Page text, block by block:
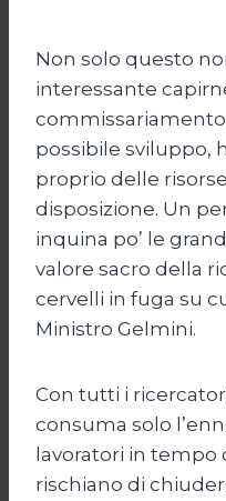
Non solo questo
interessante
possibile sviluppo,
proprio delle
disposizione. Un
inquina po’ le
valore sacro della
cervelli in fuga su
Ministro Gelmini.
Con tutti i
consuma solo
lavoratori in tempo
rischiano di